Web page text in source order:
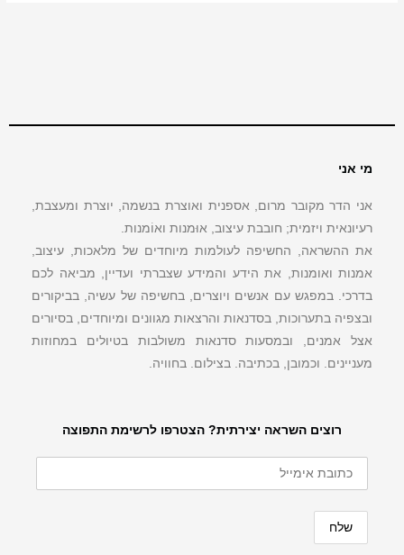
רוצים השראה יצירתית? הצטרפו לרשימת התפוצה
מי אני
אני הדר מקובר מרום, אספנית ואוצרת בנשמה, יוצרת ומעצבת,
רעיונאית ויזמית; חובבת עיצוב, אוּמנות ואוֹמנות.
את ההשראה, החשיפה לעולמות מיוחדים של מלאכות, עיצוב,
אמנות ואומנות, את הידע והמידע שצברתי ועדיין, מביאה לכם
בדרכי. במפגש עם אנשים ויוצרים, בחשיפה של עשיה, בביקורים
ובצפיה בתערוכות, בסדנאות והרצאות מגוונים ומיוחדים, בסיורים
אצל אמנים, ובמסעות סדנאות משולבות בטיולים במחוזות
מעניינים. וכמובן, בכתיבה. בצילום. בחוויה.